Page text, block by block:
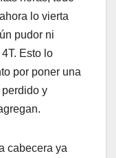
lo vierta
pudor ni
Esto lo
por poner una
y
cabecera ya